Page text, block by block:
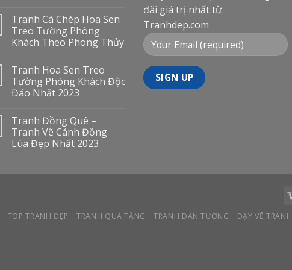
Tranh Cá Chép Hoa Sen
Treo Tường Phòng
Khách Theo Phong Thủy
Tranh Hoa Sen Treo
Tường Phòng Khách Độc
Đáo Nhất 2023
Tranh Đồng Quê –
Tranh Vẽ Cánh Đồng
Lúa Đẹp Nhất 2023
đãi giá trị nhất từ
Tranhdep.com
TOP TRANH ĐẸP TRANH QUÀ TẶNG TRANH DÁN TƯỜNG DẠY VẼ TRANH